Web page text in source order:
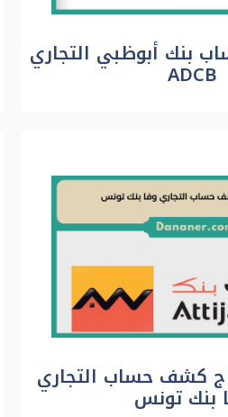
بنك أبوظبي التجاري
ADCB
كشف حساب التجاري
بنك تونس